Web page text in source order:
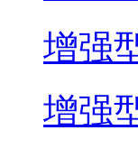
增强
增强